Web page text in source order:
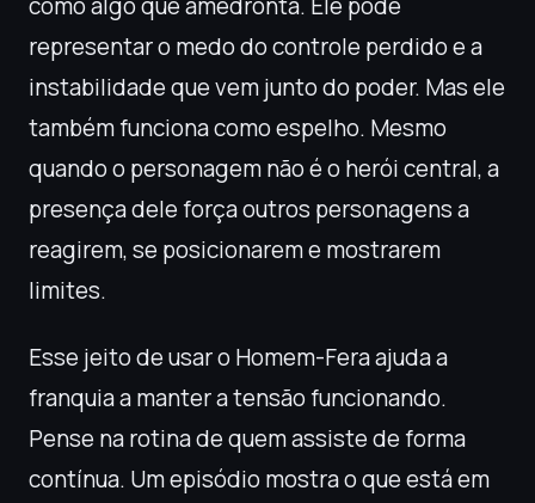
representar o medo do controle perdido e a
instabilidade que vem junto do poder. Mas ele
também funciona como espelho. Mesmo
quando o personagem não é o herói central, a
presença dele força outros personagens a
reagirem, se posicionarem e mostrarem
limites.
Esse jeito de usar o Homem-Fera ajuda a
franquia a manter a tensão funcionando.
Pense na rotina de quem assiste de forma
contínua. Um episódio mostra o que está em